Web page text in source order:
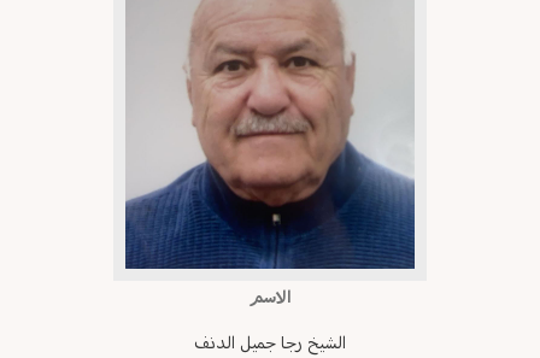
الاسم
الشيخ رجا جميل الدنف